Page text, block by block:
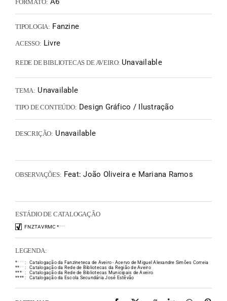
FORMATO:
TIPOLOGIA: Fanzine
ACESSO: Livre
REDE DE BIBLIOTECAS DE AVEIRO: Unavailable
TEMA: Unavailable
TIPO DE CONTEÚDO: Design Gráfico / Ilustração
DESCRIÇÃO: Unavailable
OBSERVAÇÕES: Feat: João Oliveira e Mariana Ramos
ESTÁDIO DE CATALOGAÇÃO
FNZTAVRMC ****
LEGENDA:
** * * :
Catalogação da Fanzineteca de Aveiro - Acervo de Miguel Alexandre Simões Correia
** * * :
Catalogação da Rede de Bibliotecas da Região de Aveiro
**** :
Catalogação da Rede de Bibliotecas Municipais de Aveiro
**** : Catalogação da Escola Secundária José Estêvão